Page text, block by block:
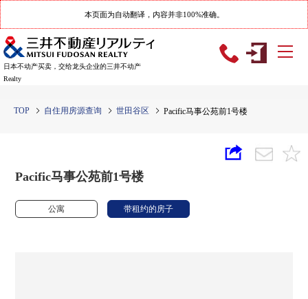
本页面为自动翻译，内容并非100%准确。
日本不动产买卖，交给龙头企业的三井不动产
Realty
TOP 自住用房源查询 世田谷区 Pacific马事公苑前1号楼
Pacific马事公苑前1号楼
公寓 带租约的房子